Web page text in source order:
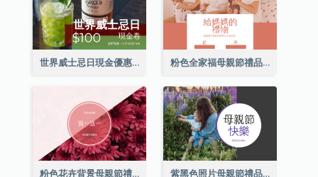
世界威士忌日現金優惠券 粉色全家福母親節禮品卡
粉色花卉背景母親節禮品卡 紫黑色照片母親節禮品卡